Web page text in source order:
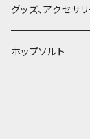
グッズ、アクセサ
ホップソルト